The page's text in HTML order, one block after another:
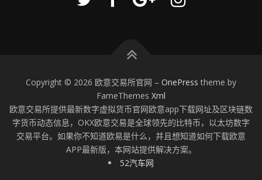
Copyright © 2026 欧意交易所官网 – OnePress theme by
FameThemes Xml
欧意交易所提供最新数字虚拟货币官网欧意app下载网址及区块链数
字货币动态信息，OKX欧意交易是全球领先的比特币，以太坊数字
交易平台。如果你不知道欧易是什么，并且想知道如何下载欧意
APP最新版，本网站提供解决方案。
52汽车网